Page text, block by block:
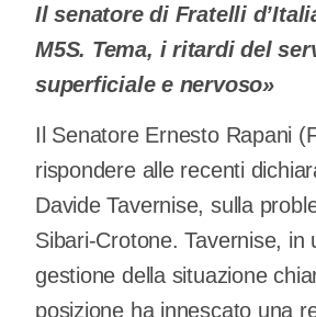
Il senatore di Fratelli
M5S. Tema, i ritardi del
superficiale e nervoso»
Il Senatore Ernesto Rapani
rispondere alle recenti
Davide Tavernise, sulla
Sibari-Crotone. Tavernise,
gestione della situazione
posizione ha innescato una